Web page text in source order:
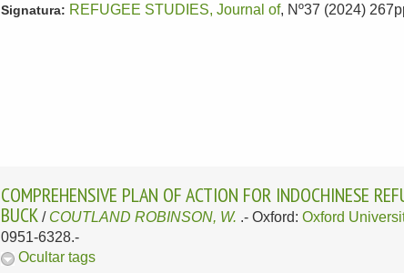
Signatura: REFUGEE STUDIES, Journal of, Nº37 (2024)
COMPREHENSIVE PLAN OF ACTION FOR INDOCHINESE
BUCK / COUTLAND ROBINSON, W. .-Oxford:Oxford
0951-6328.-
Ocultar tags